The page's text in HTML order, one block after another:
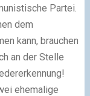
Partei.
dem
kann, brauchen
an der Stelle
ehemalige